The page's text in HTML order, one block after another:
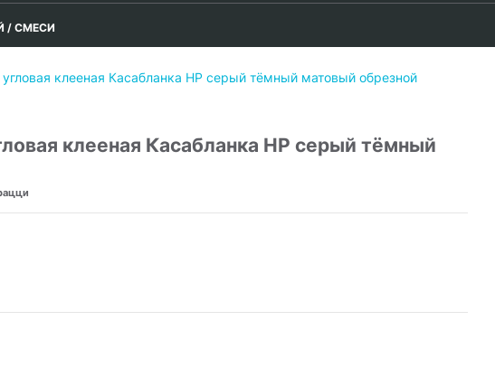
/ СМЕСИ
угловая клееная Касабланка HP серый тёмный матовый обрезной
клееная Касабланка HP серый тёмный